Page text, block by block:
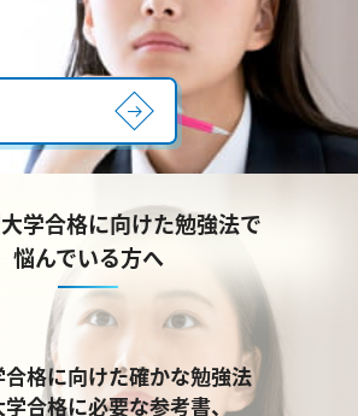
学合格に向けた勉強法で
悩んでいる方へ
合格に向けた確かな勉強法
学合格に必要な参考書、